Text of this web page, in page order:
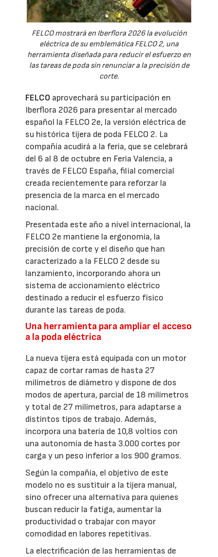
FELCO mostrará en Iberflora 2026 la evolución
eléctrica de su emblemática FELCO 2, una
herramienta diseñada para reducir el esfuerzo en
las tareas de poda sin renunciar a la precisión de
corte.
FELCO aprovechará su participación en
Iberflora 2026 para presentar al mercado
español la FELCO 2e, la versión eléctrica de
su histórica tijera de poda FELCO 2. La
compañía acudirá a la feria, que se celebrará
del 6 al 8 de octubre en Feria Valencia, a
través de FELCO España, filial comercial
creada recientemente para reforzar la
presencia de la marca en el mercado
nacional.
Presentada este año a nivel internacional, la
FELCO 2e mantiene la ergonomía, la
precisión de corte y el diseño que han
caracterizado a la FELCO 2 desde su
lanzamiento, incorporando ahora un
sistema de accionamiento eléctrico
destinado a reducir el esfuerzo físico
durante las tareas de poda.
Una herramienta para ampliar el acceso
a la poda eléctrica
La nueva tijera está equipada con un motor
capaz de cortar ramas de hasta 27
milímetros de diámetro y dispone de dos
modos de apertura, parcial de 18 milímetros
y total de 27 milímetros, para adaptarse a
distintos tipos de trabajo. Además,
incorpora una batería de 10,8 voltios con
una autonomía de hasta 3.000 cortes por
carga y un peso inferior a los 900 gramos.
Según la compañía, el objetivo de este
modelo no es sustituir a la tijera manual,
sino ofrecer una alternativa para quienes
buscan reducir la fatiga, aumentar la
productividad o trabajar con mayor
comodidad en labores repetitivas.
La electrificación de las herramientas de